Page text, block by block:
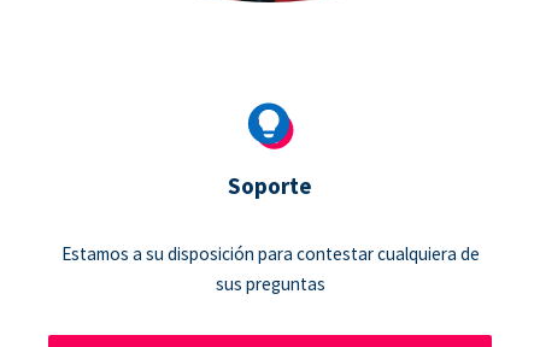
Soporte
Estamos a su disposición para contestar cualquiera de
sus preguntas